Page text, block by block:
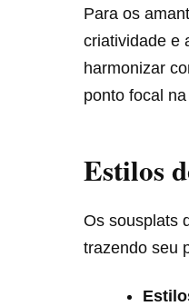
Para os
criatividade e
harmonizar
ponto focal
Estilos
Os sousplats
trazendo seu